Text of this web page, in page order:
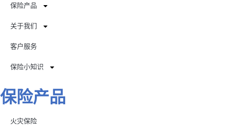
保险产品
关于我们
客户服务
保险小知识
保险产品
火灾保险